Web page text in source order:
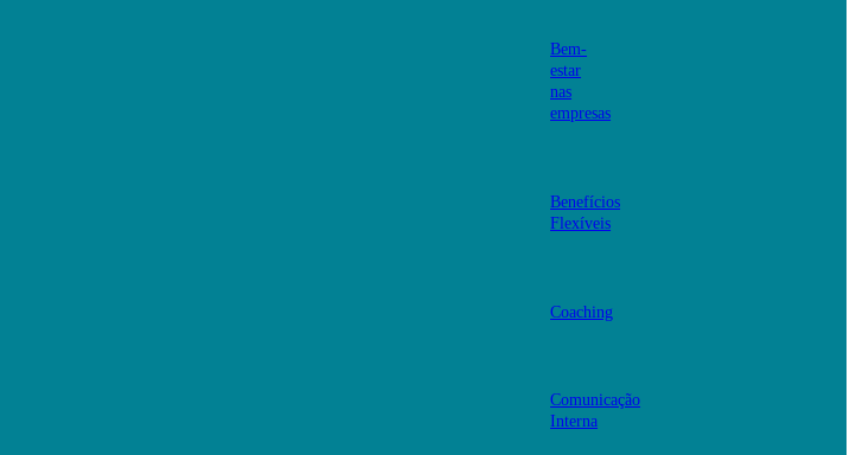
Bem-
estar
nas
empresas
Benefícios
Flexíveis
Coaching
Comunicação
Interna